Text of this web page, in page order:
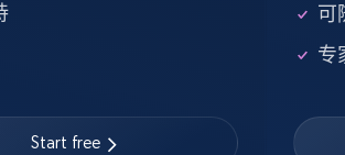
id, Job title, Company name,
Start free
可
专